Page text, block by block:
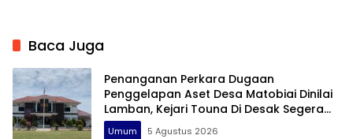
Baca Juga
Penanganan Perkara Dugaan
Penggelapan Aset Desa Matobiai Dinilai
Lamban, Kejari Touna Di Desak Segera
Limpahkan Berkas
Umum 5 Agustus 2026